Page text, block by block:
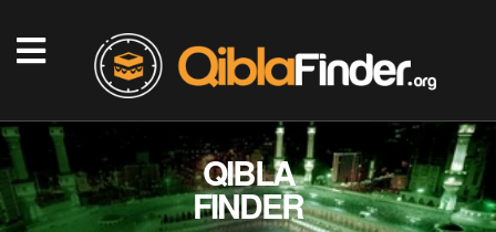
QIBLA
FINDER